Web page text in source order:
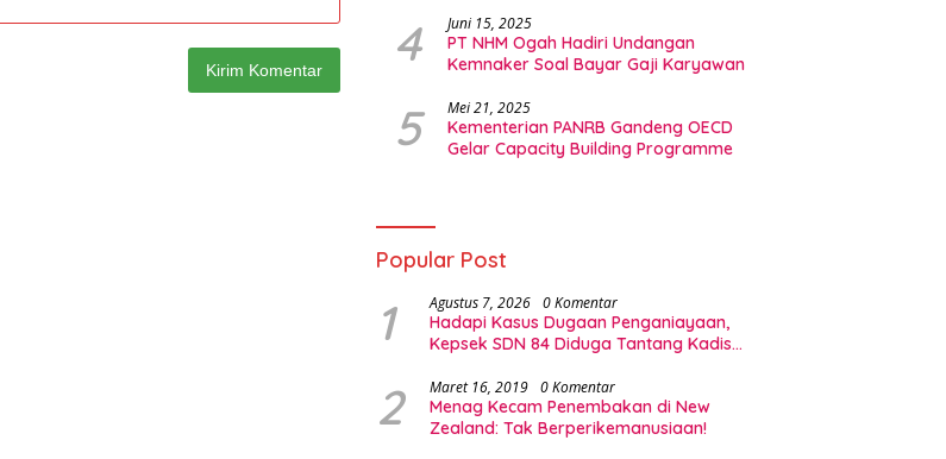
4 Juni 15, 2025
PT NHM Ogah Hadiri Undangan
Kemnaker Soal Bayar Gaji Karyawan
5 Mei 21, 2025
Kementerian PANRB Gandeng OECD
Gelar Capacity Building Programme
Popular Post
1 Agustus 7, 2026 0 Komentar
Hadapi Kasus Dugaan Penganiayaan,
Kepsek SDN 84 Diduga Tantang Kadis
2 Maret 16, 2019 0 Komentar
Menag Kecam Penembakan di New
Zealand: Tak Berperikemanusiaan!